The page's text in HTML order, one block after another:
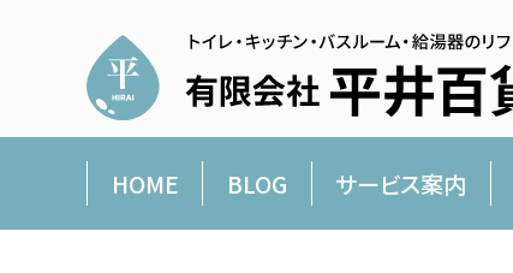
HOME BLOG サービス案内